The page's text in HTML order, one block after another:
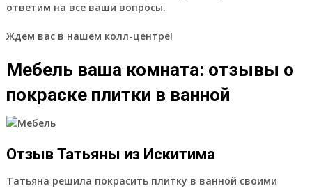
ответим на все ваши вопросы.
Ждем вас в нашем колл-центре!
Мебель ваша комната: отзывы о
покраске плитки в ванной
Отзыв Татьяны из Искитима
Татьяна решила покрасить плитку в ванной своими